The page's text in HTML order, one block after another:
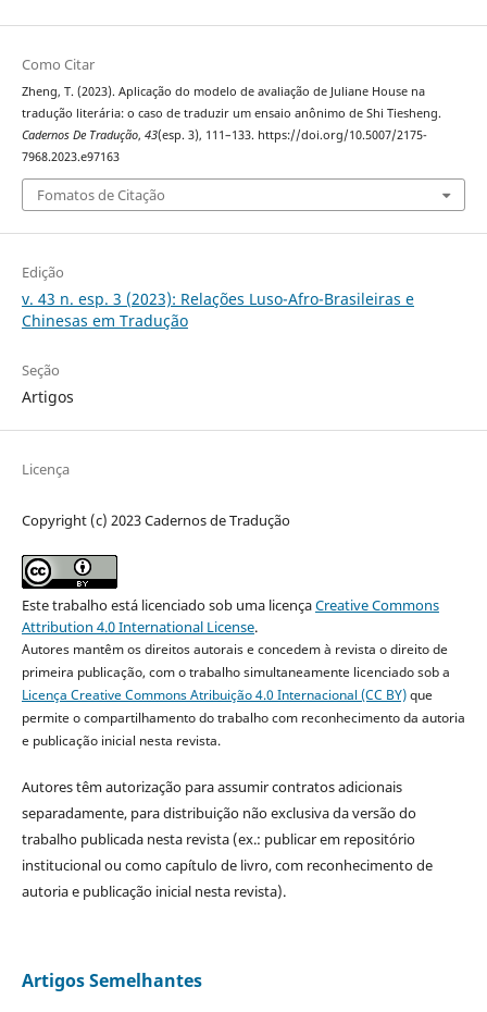
Como Citar
Zheng, T. (2023). Aplicação do modelo de avaliação de Juliane House na
tradução literária: o caso de traduzir um ensaio anônimo de Shi Tiesheng.
Cadernos De Tradução, 43(esp. 3), 111–133. https://doi.org/10.5007/2175-
7968.2023.e97163
Fomatos de Citação
Edição
v. 43 n. esp. 3 (2023): Relações Luso-Afro-Brasileiras e
Chinesas em Tradução
Seção
Artigos
Licença
Copyright (c) 2023 Cadernos de Tradução
Este trabalho está licenciado sob uma licençaCreative Commons
Attribution 4.0 International License.
Autores mantêm os direitos autorais e concedem à revista o direito de
primeira publicação, com o trabalho simultaneamente licenciado sob a
Licença Creative Commons Atribuição 4.0 Internacional (CC BY)que
permite o compartilhamento do trabalho com reconhecimento da autoria
e publicação inicial nesta revista.
Autores têm autorização para assumir contratos adicionais
separadamente, para distribuição não exclusiva da versão do
trabalho publicada nesta revista (ex.: publicar em repositório
institucional ou como capítulo de livro, com reconhecimento de
autoria e publicação inicial nesta revista).
Artigos Semelhantes